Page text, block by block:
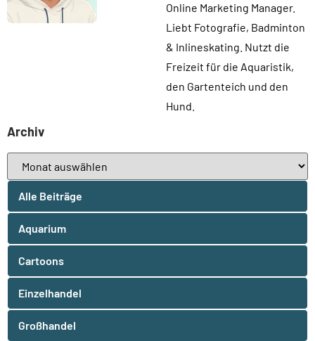
Online Marketing Manager.
Liebt Fotografie, Badminton
& Inlineskating. Nutzt die
Freizeit für die Aquaristik,
den Gartenteich und den
Hund.
Archiv
Alle Beiträge
Aquarium
Cartoons
Einzelhandel
Großhandel